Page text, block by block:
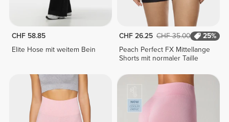
CHF 58.85
Elite Hose mit weitem Bein
CHF 26.25 CHF 35.00
25%
Peach Perfect FX Mittellange
Shorts mit normaler Taille